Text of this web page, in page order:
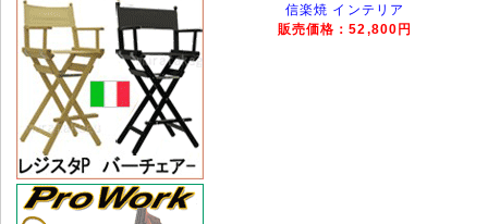
信楽焼 インテリア
販売価格：52,800円